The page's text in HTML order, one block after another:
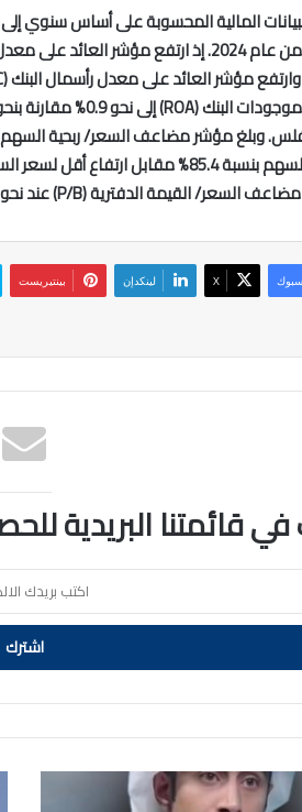
المالية المحسوبة على أساس سنوي
‫X لينكدإن بينتيريست
قائمتنا البريدية